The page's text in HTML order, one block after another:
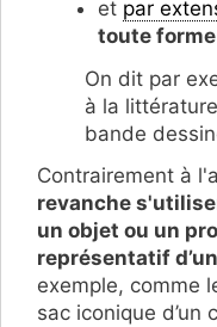
et par
toute
On dit par
à la
bande
Contrairement à
revanche
un objet ou un
représentatif
exemple, comme
sac iconique d’un